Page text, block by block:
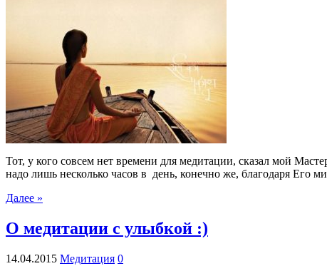
Тот, у кого совсем нет времени для медитации, сказал мой
надо лишь несколько часов в день, конечно же, благодаря
Далее »
О медитации с улыбкой :)
14.04.2015 Медитация 0